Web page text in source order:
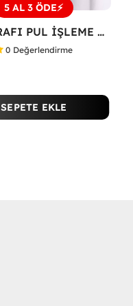
5 AL 3 ÖDE⚡
İKİ TARAFI PUL İŞLEME ÇİÇEKLİ TİŞÖRT Siyah
0 Değerlendirme
SEPETE EKLE